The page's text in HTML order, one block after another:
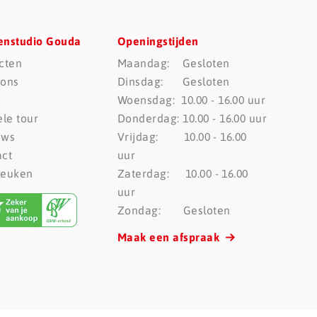
Gouda
tour
Openingstijden
Maandag: Gesloten
Dinsdag: Gesloten
Woensdag: 10.00 - 16.00 uur
Donderdag: 10.00 - 16.00 uur
Vrijdag: 10.00 - 16.00
uur
Zaterdag: 10.00 - 16.00
uur
Zondag: Gesloten
Maak een afspraak